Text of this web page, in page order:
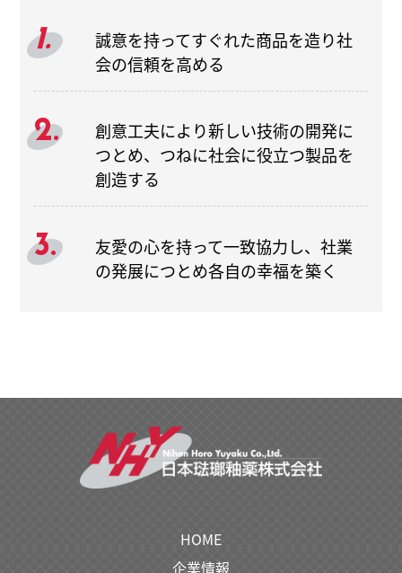
1.
誠意を持ってすぐれた商品を造り社
会の信頼を高める
2.
創意工夫により新しい技術の開発に
つとめ、つねに社会に役立つ製品を
創造する
3.
友愛の心を持って一致協力し、社業
の発展につとめ各自の幸福を築く
HOME
企業情報